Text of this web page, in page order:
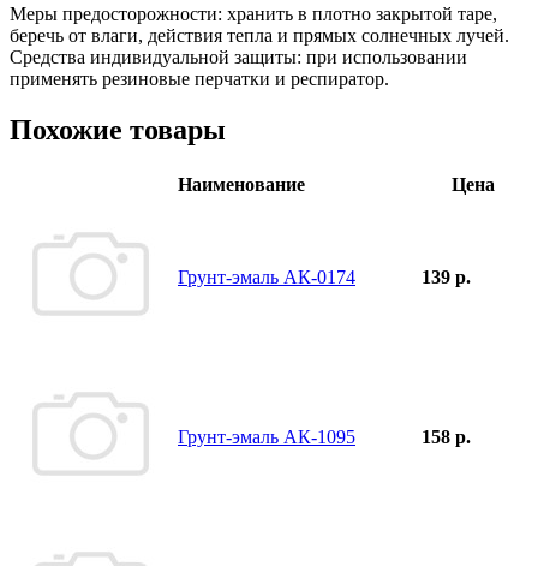
Меры предосторожности: хранить в плотно закрытой таре,
беречь от влаги, действия тепла и прямых солнечных лучей.
Средства индивидуальной защиты: при использовании
применять резиновые перчатки и респиратор.
Похожие товары
Наименование Цена
Грунт-эмаль АК-0174 139 р.
Грунт-эмаль АК-1095 158 р.